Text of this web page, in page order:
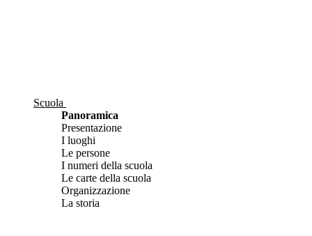
Scuola
Panoramica
Presentazione
I luoghi
Le persone
I numeri della scuola
Le carte della scuola
Organizzazione
La storia